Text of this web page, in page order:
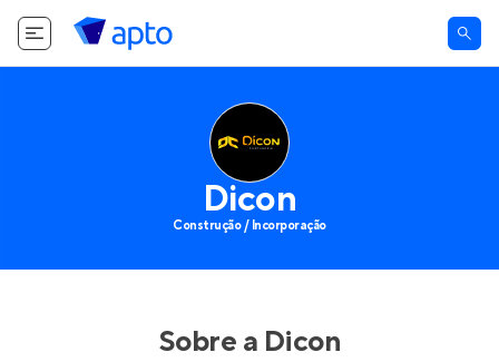
Dicon
Construção / Incorporação
Sobre a Dicon